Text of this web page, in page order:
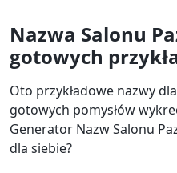
Nazwa Salonu
gotowych
Oto przykładowe nazwy
gotowych pomysłów
Generator Nazw Salonu
dla siebie?